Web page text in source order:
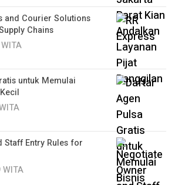
and Courier Solutions
Chains
untuk Memulai
Staff Entry Rules for